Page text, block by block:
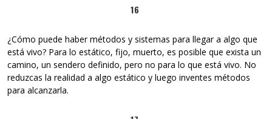
16
¿Cómo puede haber métodos y sistemas para llegar a algo que
está vivo? Para lo estático, fijo, muerto, es posible que exista un
camino, un sendero definido, pero no para lo que está vivo. No
reduzcas la realidad a algo estático y luego inventes métodos
para alcanzarla.